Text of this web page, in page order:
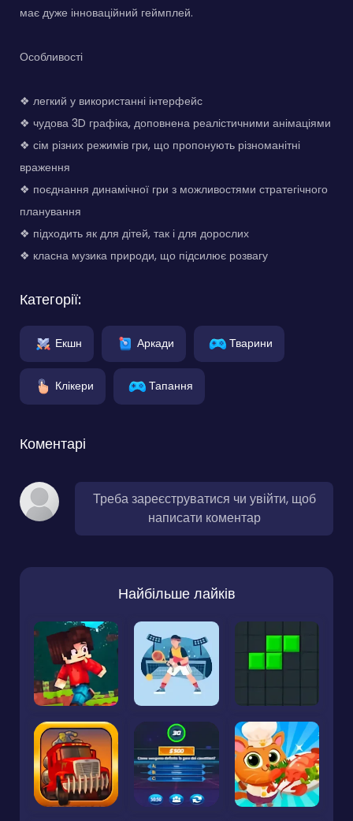
має дуже інноваційний геймплей.
Особливості
❖ легкий у використанні інтерфейс
❖ чудова 3D графіка, доповнена реалістичними анімаціями
❖ сім різних режимів гри, що пропонують різноманітні
враження
❖ поєднання динамічної гри з можливостями стратегічного
планування
❖ підходить як для дітей, так і для дорослих
❖ класна музика природи, що підсилює розвагу
Категорії:
Екшн Аркади Тварини
Клікери Тапання
Коментарі
Треба зареєструватися чи увійти, щоб
написати коментар
Найбільше лайків